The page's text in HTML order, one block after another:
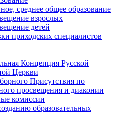
среднее общее образование
взрослых
детей
приходских специалистов
Концепция Русской
Церкви
Присутствия по
просвещения и диаконии
комиссии
образовательных